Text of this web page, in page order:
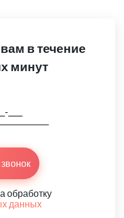
в течение
минут
обработку
данных